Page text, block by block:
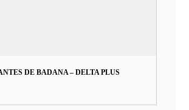
DE BADANA – DELTA PLUS